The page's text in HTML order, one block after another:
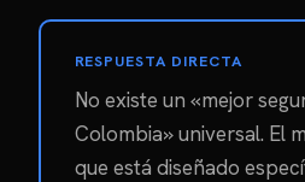
RESPUESTA DIRECTA
No existe un «mejor
Colombia» universal. El
que está diseñado